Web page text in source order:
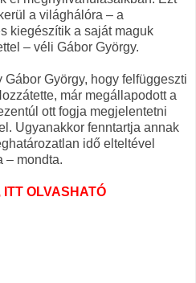
a világhálóra – a
kiegészítik a saját maguk
– véli Gábor György.
Gábor György, hogy felfüggeszti
már megállapodott a
ott fogja megjelentetni
Ugyanakkor fenntartja annak
idő elteltével
– mondta.
ITT OLVASHATÓ